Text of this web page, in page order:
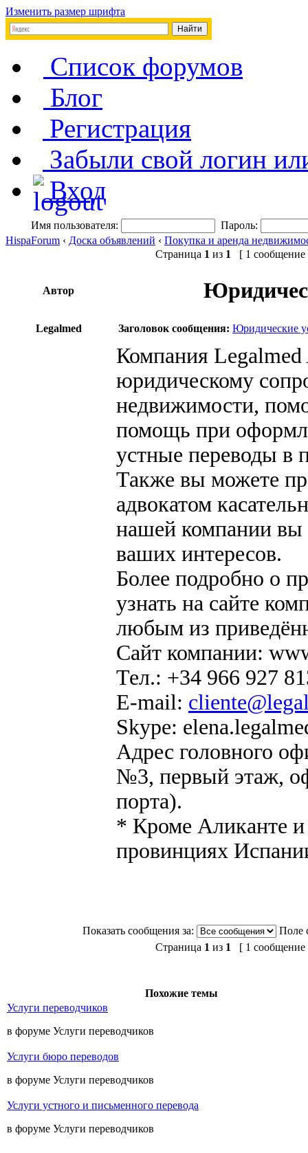
Изменить размер шрифта
Список форумов
Блог
Регистрация
Забыли свой логин
Вход
Имя пользователя:
Пароль:
HispaForum ‹ Доска объявлений ‹ Покупка и аренда
Страница 1 из 1 [ 1 сообщение
Автор
Legalmed Заголовок сообщения: Юридические
Компания Legalmed
юридическому
недвижимости,
помощь при
устные переводы в
Также вы можете
адвокатом
нашей компании вы
ваших интересов.
Более подробно о
узнать на сайте
любым из
Сайт компании:
Тел.: +34 966 927
E-mail:
Skype:
Адрес головного
№3, первый этаж,
порта).
* Кроме Аликанте
провинциях
Показать сообщения за:
Поле
Страница 1 из 1 [ 1 сообщение
Похожие темы
Услуги переводчиков
в форуме Услуги переводчиков
Услуги бюро переводов
в форуме Услуги переводчиков
Услуги устного и письменного перевода
в форуме Услуги переводчиков